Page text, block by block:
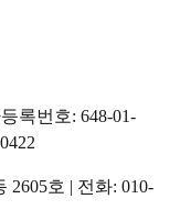
록번호: 648-01-
2605호 | 전화: 010-